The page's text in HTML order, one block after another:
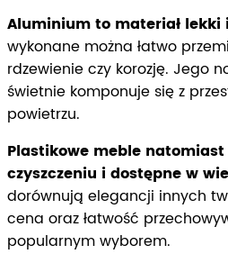
Aluminium to materiał lekki
wykonane można łatwo
rdzewienie czy korozję. Jego
świetnie komponuje się z
powietrzu.
Plastikowe meble
czyszczeniu i dostępne w
dorównują elegancji innych
cena oraz łatwość
popularnym wyborem.